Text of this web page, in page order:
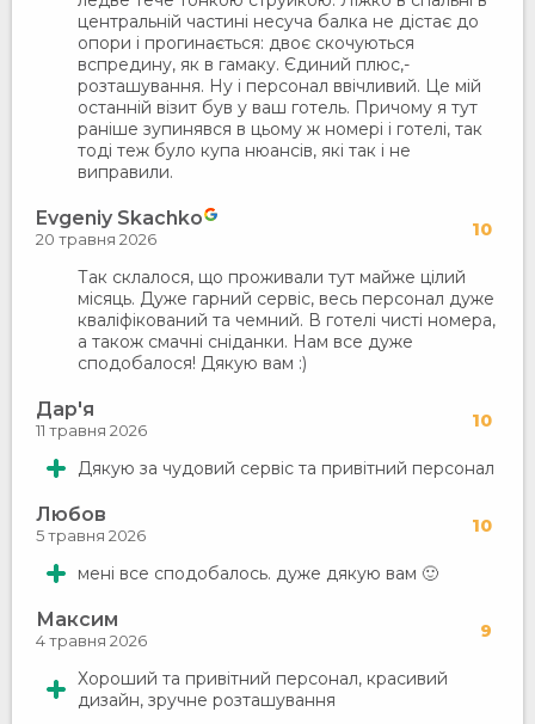
центральній частині несуча балка не дістає до
опори і прогинається: двоє скочуються
вспредину, як в гамаку. Єдиний плюс,-
розташування. Ну і персонал ввічливий. Це мій
останній візит був у ваш готель. Причому я тут
раніше зупинявся в цьому ж номері і готелі, так
тоді теж було купа нюансів, які так і не
виправили.
Evgeniy Skachko 10
20 травня 2026
Так склалося, що проживали тут майже цілий
місяць. Дуже гарний сервіс, весь персонал дуже
кваліфікований та чемний. В готелі чисті номера,
а також смачні сніданки. Нам все дуже
сподобалося! Дякую вам :)
Дар'я 10
11 травня 2026
Дякую за чудовий сервіс та привітний персонал
Любов 10
5 травня 2026
мені все сподобалось. дуже дякую вам 🙂
Максим 9
4 травня 2026
Хороший та привітний персонал, красивий
дизайн, зручне розташування